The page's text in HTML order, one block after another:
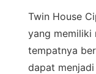
Twin House
yang memiliki
tempatnya
dapat